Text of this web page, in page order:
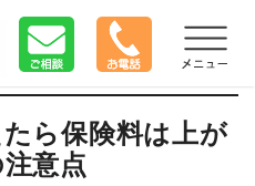
ら保険料は上が
意点